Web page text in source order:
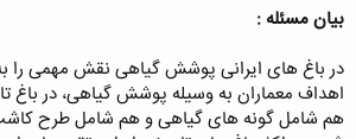
ه
م
ض
و
ع
بیان مسئله :
در باغ های ایرانی پوشش گیاهی نقش مهمی را
اهداف معماران به وسیله پوشش گیاهی، در باغ
هم شامل گونه های گیاهی و هم شامل طرح